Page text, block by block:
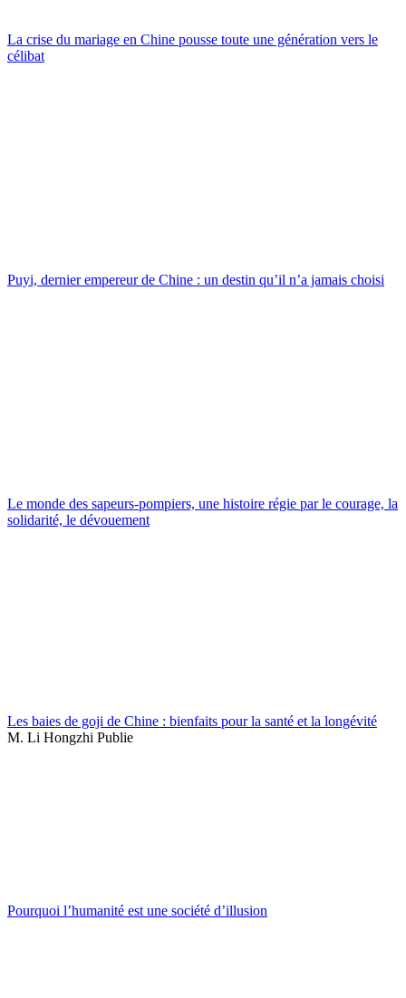
La crise du mariage en Chine pousse toute une génération vers le
célibat
Puyi, dernier empereur de Chine : un destin qu’il n’a jamais choisi
Le monde des sapeurs-pompiers, une histoire régie par le courage, la
solidarité, le dévouement
Les baies de goji de Chine : bienfaits pour la santé et la longévité
M. Li Hongzhi Publie
Pourquoi l’humanité est une société d’illusion